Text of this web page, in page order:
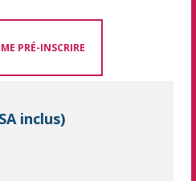
ME PRÉ-INSCRIRE
inclus)